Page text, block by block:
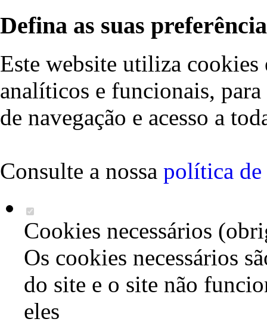
Defina as suas
Este website utiliza cookies
analíticos e funcionais,
de navegação e acesso a
Consulte a nossa política de
Cookies necessários
Os cookies necessários
do site e o site não
eles